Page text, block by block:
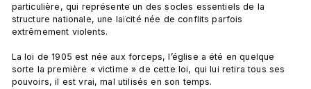
particulière, qui représente un des socles essentiels de la
structure nationale, une laïcité née de conflits parfois
extrêmement violents.
La loi de 1905 est née aux forceps, l’église a été en quelque
sorte la première « victime » de cette loi, qui lui retira tous ses
pouvoirs, il est vrai, mal utilisés en son temps.